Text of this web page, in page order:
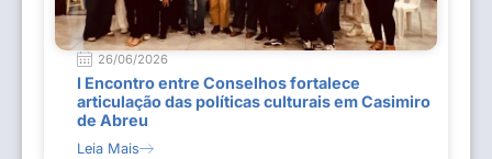
26/06/2026
I Encontro entre Conselhos fortalece
articulação das políticas culturais em Casimiro
de Abreu
Leia Mais